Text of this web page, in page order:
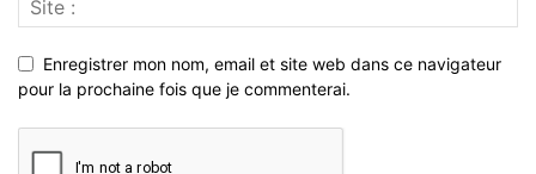
Enregistrer mon nom, email et site web dans ce navigateur
pour la prochaine fois que je commenterai.